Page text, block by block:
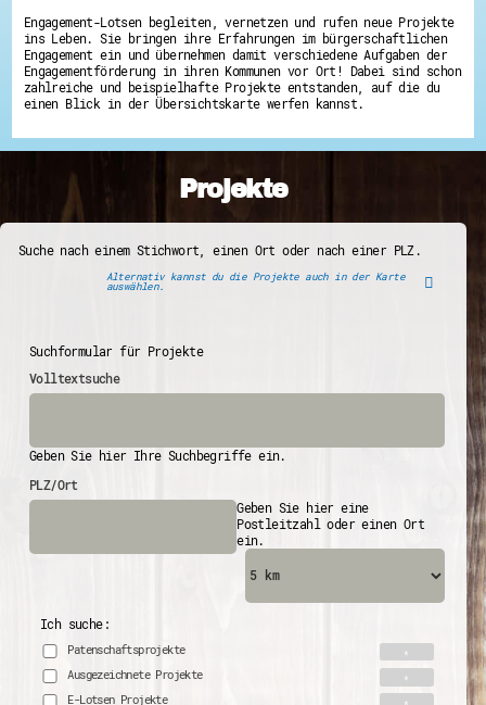
Engagement-Lotsen begleiten, vernetzen und rufen neue Projekte
ins Leben. Sie bringen ihre Erfahrungen im bürgerschaftlichen
Engagement ein und übernehmen damit verschiedene Aufgaben der
Engagementförderung in ihren Kommunen vor Ort! Dabei sind schon
zahlreiche und beispielhafte Projekte entstanden, auf die du
einen Blick in der Übersichtskarte werfen kannst.
Projekte
Suche nach einem Stichwort, einen Ort oder nach einer PLZ.
Alternativ kannst du die Projekte auch in der Karte
auswählen.
Suchformular für Projekte
Volltextsuche
Geben Sie hier Ihre Suchbegriffe ein.
PLZ/Ort
Geben Sie hier eine
Postleitzahl oder einen Ort
ein.
Ich suche:
Patenschaftsprojekte
Ausgezeichnete Projekte
E-Lotsen Projekte